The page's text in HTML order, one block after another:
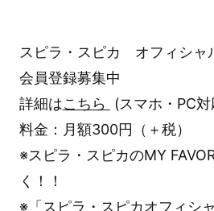
スピラ・スピカ オフィシャ
会員登録募集中
詳細はこちら
(スマホ・PC対
料金：月額300円（＋税）
※スピラ・スピカのMY
く！！
※「スピラ・スピカオフィシ